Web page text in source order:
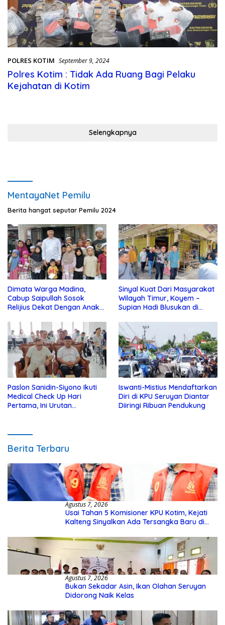
POLRES KOTIM September 9, 2024
Polres Kotim : Tidak Ada Ruang Bagi Pelaku
Kejahatan di Kotim
Selengkapnya
MentayaNet Pemilu
Berita hangat seputar Pemilu 2024
Dimata Warga Madina,
Cabup Saipullah Sosok
Relijius Dekat Dengan Anak
Sinyal Kuat Dari Masyarakat
Wilayah Timur, Koyem –
Supian Hadi Blusukan di
Paslon Sanidin-Siyono Ikuti
Medical Check Up Hari
Pertama, Ini Urutan
Iswanti-Mistius Mendaftarkan
Diri di KPU Seruyan Diantar
Diiringi Ribuan Pendukung
Berita Terbaru
Agustus 7, 2026
Usai Tahan 5 Komisioner KPU Kotim, Kejati
Kalteng Sinyalkan Ada Tersangka Baru di
Agustus 7, 2026
Bukan Sekadar Asin, Ikan Olahan Seruyan
Didorong Naik Kelas